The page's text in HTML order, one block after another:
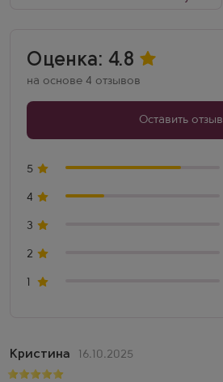
Кристина 16.10.2025
Оценка: 4.8
на основе 4 отзывов
Оставить отзыв
5
4
3
2
1